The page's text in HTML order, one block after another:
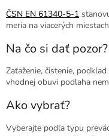
ČSN EN 61340-5-1
meria na viacerých
Na čo si dať pozor?
Zaťaženie, čistenie,
vhodnej obuvi podlaha
Ako vybrať?
Vyberajte podľa typu